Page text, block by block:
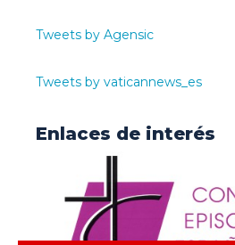
Tweets by Agensic
Tweets by vaticannews_es
Enlaces de interés